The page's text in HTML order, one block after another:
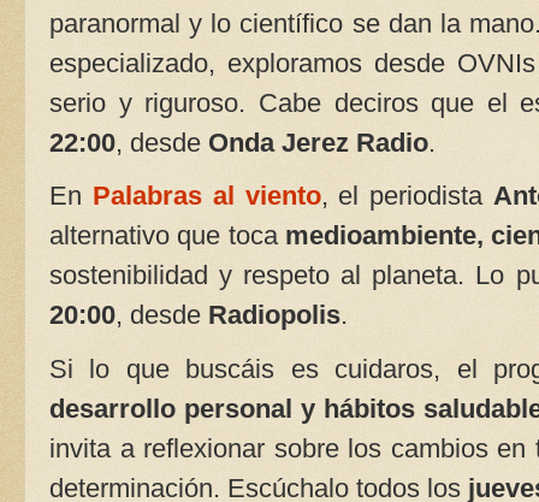
paranormal y lo científico se dan la
especializado, exploramos desde
serio y riguroso. Cabe deciros que el
22:00, desde Onda Jerez Radio.
En Palabras al viento, el periodista
alternativo que toca medioambiente,
sostenibilidad y respeto al planeta. Lo
20:00, desde Radiopolis.
Si lo que buscáis es cuidaros, el
desarrollo personal y hábitos
invita a reflexionar sobre los cambios
determinación. Escúchalo todos los